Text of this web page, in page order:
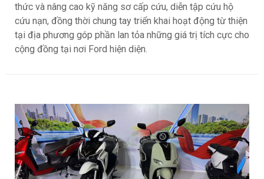
thức và nâng cao kỹ năng sơ cấp cứu, diễn tập cứu hộ
cứu nạn, đồng thời chung tay triển khai hoạt động từ thiện
tại địa phương góp phần lan tỏa những giá trị tích cực cho
cộng đồng tại nơi Ford hiện diện.